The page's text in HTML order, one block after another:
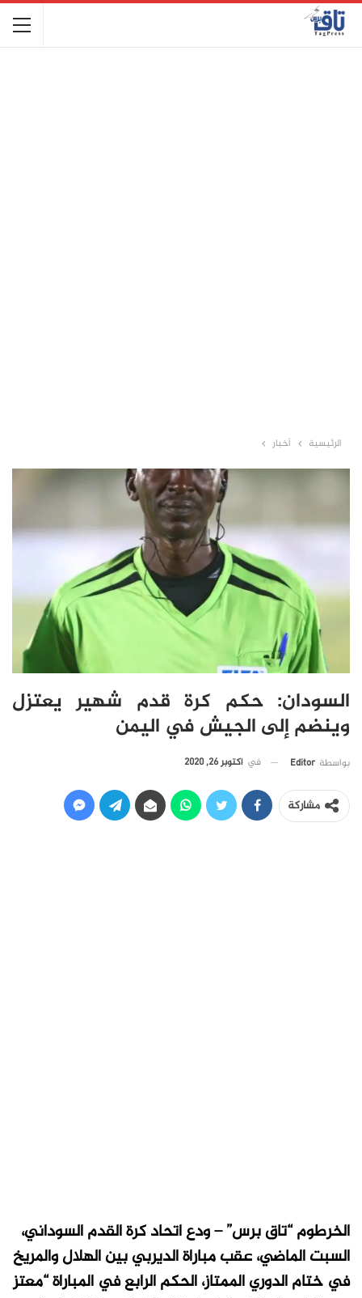
الرئيسية أخبار
السودان: حكم كرة قدم شهير يعتزل
وينضم إلى الجيش في اليمن
بواسطة Editor في أكتوبر 26, 2020
مشاركة
الخرطوم “تاق برس” – ودع اتحاد كرة القدم السوداني،
السبت الماضي، عقب مباراة الديربي بين الهلال والمريخ
في ختام الدوري الممتاز، الحكم الرابع في المباراة “معتز